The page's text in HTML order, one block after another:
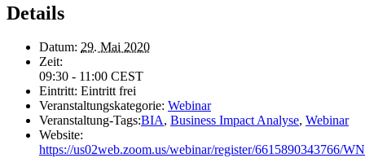
Details
Datum: 29. Mai 2020
Zeit:
09:30 - 11:00 CEST
Eintritt: Eintritt frei
Veranstaltungskategorie: Webinar
Veranstaltung-Tags:BIA, Business Impact Analyse, Webinar
Website:
https://us02web.zoom.us/webinar/register/6615890343766/